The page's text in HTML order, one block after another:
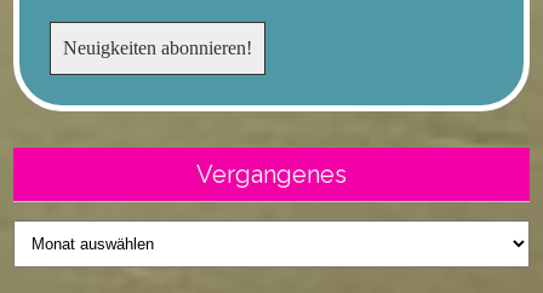
Vergangenes
Vergangenes